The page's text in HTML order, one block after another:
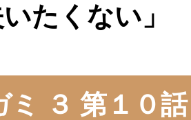
たくない」
３ 第１０